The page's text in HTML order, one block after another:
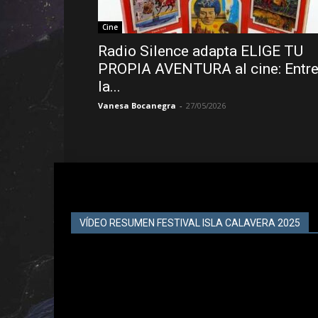
Cine
Radio Silence adapta ELIGE TU
PROPIA AVENTURA al cine: Entre
la...
Vanesa Bocanegra - 27/05/2026
VÍDEO RESUMEN FESTIVAL ISLA CALAVERA 2025